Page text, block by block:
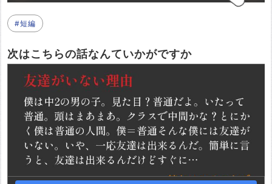
#短編
次はこちらの話なんていかがですか